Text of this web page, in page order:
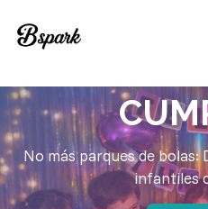
No más parques de
infantiles